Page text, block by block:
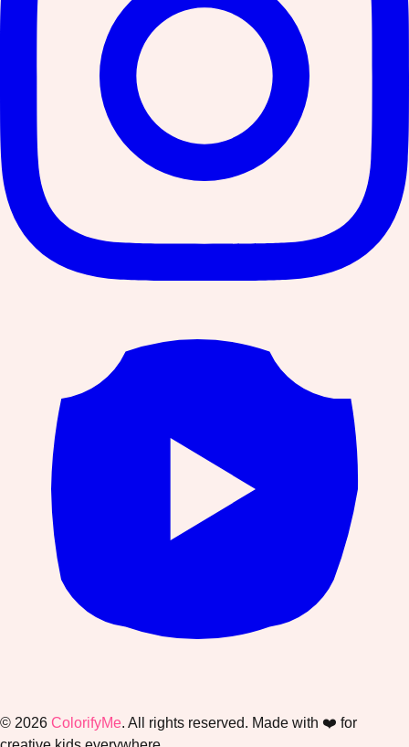
© 2026 ColorifyMe. All rights reserved. Made with ❤️ for